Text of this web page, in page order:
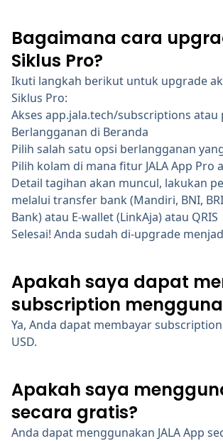
Bagaimana cara
Siklus Pro?
Ikuti langkah berikut untuk upgrade
Siklus Pro:
Akses app.jala.tech/subscriptions atau
Berlangganan di Beranda
Pilih salah satu opsi berlangganan
Pilih kolam di mana fitur JALA App Pro
Detail tagihan akan muncul, lakukan
melalui transfer bank (Mandiri, BNI,
Bank) atau E-wallet (LinkAja) atau QRIS
Selesai! Anda sudah di-upgrade
Apakah saya dapat
subscription
Ya, Anda dapat membayar
USD.
Apakah saya
secara gratis?
Anda dapat menggunakan JALA App